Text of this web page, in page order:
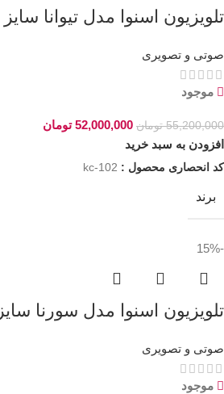
تلویزیون اسنوا مدل تیوانا سایز 65 اینچ
صوتی و تصویری
موجود
55,200,000 تومان 52,000,000 تومان
افزودن به سبد خرید
کد انحصاری محصول : kc-102
برند
-15%
تلویزیون اسنوا مدل سورنا سایز 75 اینچ
صوتی و تصویری
موجود